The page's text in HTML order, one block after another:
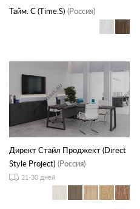
Тайм. С (Time.S) (Россия)
Директ Стайл Проджект (Direct
Style Project) (Россия)
21-30 дней